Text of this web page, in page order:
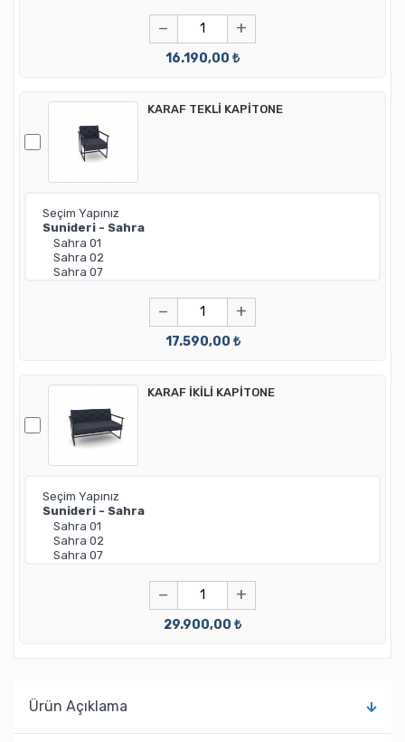
− +
16.190,00 ₺
KARAF TEKLİ KAPİTONE
− +
17.590,00 ₺
KARAF İKİLİ KAPİTONE
− +
29.900,00 ₺
Ürün Açıklama